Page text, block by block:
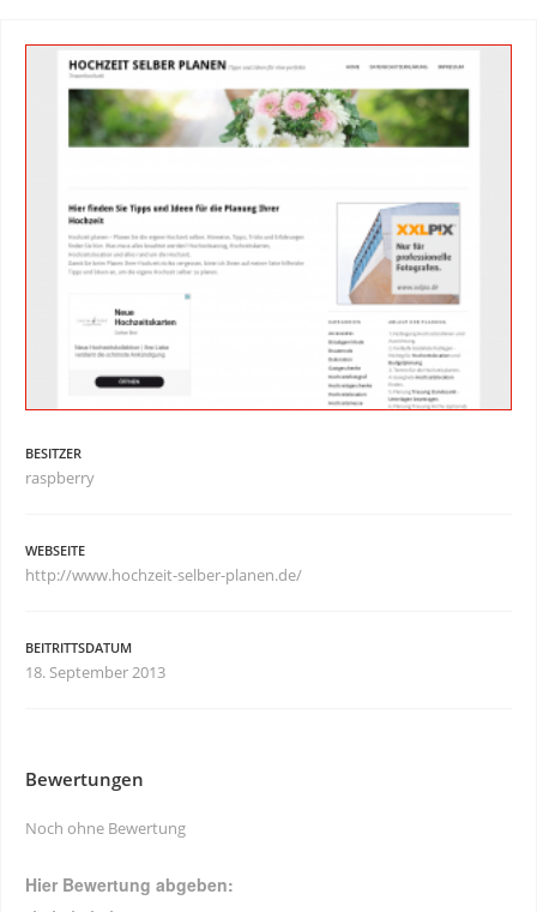
BESITZER
raspberry
WEBSEITE
http://www.hochzeit-selber-planen.de/
BEITRITTSDATUM
18. September 2013
Bewertungen
Noch ohne Bewertung
Hier Bewertung abgeben: